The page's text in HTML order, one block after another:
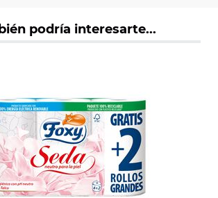
podría interesarte...